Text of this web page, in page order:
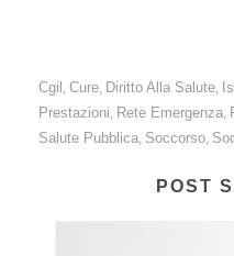
Cgil , Cure, Diritto Alla Salute,
Prestazioni, Rete Emergenza,
Salute Pubblica, Soccorso,
POST